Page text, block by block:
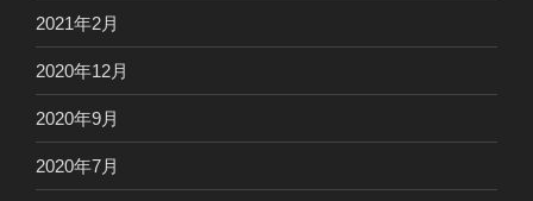
2021年2月
2020年12月
2020年9月
2020年7月